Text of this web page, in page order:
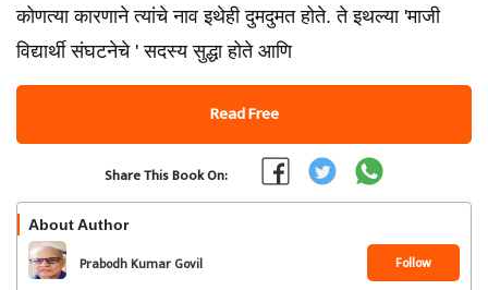
कोणत्या कारणाने त्यांचे नाव इथेही दुमदुमत होते. ते इथल्या 'माजी
विद्यार्थी संघटनेचे ' सदस्य सुद्धा होते आणि
Read Free
Share This Book On:
About Author
Prabodh Kumar Govil Follow